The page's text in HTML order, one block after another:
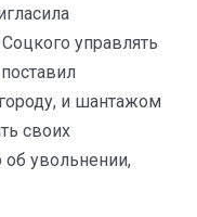
управлять
и шантажом
своих
об увольнении,